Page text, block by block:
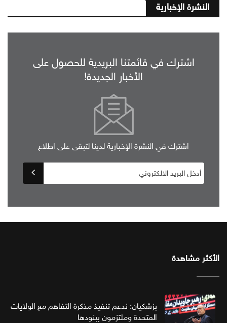
النشرة الإخبارية
اشترك في قائمتنا البريدية للحصول على
الأخبار الجديدة!
اشترك في النشرة الإخبارية لدينا لتبقى على اطلاع
الأكثر مشاهدة
بزشكيان: ندعم تنفيذ مذكرة التفاهم مع الولايات
المتحدة وملتزمون ببنودها